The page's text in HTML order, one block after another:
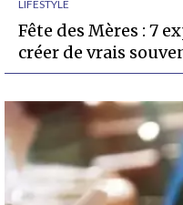
LIFESTYLE
Fête des Mères : 7
créer de vrais